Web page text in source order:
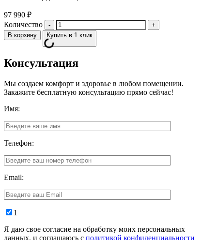
97 990 ₽
Количество
В корзину Купить в 1 клик
Консультация
Мы создаем комфорт и здоровье в любом помещении.
Закажите бесплатную консультацию прямо сейчас!
Имя:
Телефон:
Email:
1
Я даю свое согласие на обработку моих персональных
данных, и соглашаюсь с политикой конфиденциальности